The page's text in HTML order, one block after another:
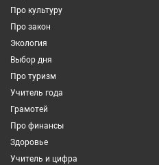
Про культуру
Про закон
Экология
Выбор дня
Про туризм
Учитель года
Грамотей
Про финансы
Здоровье
Учитель и цифра